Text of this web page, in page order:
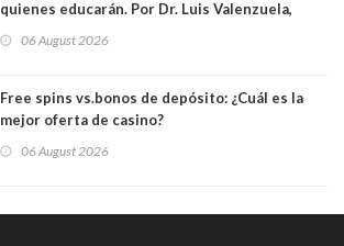
quienes educarán. Por Dr. Luis Valenzuela,
Académicos U. Católica Silva Henríquez
06 August 2026
Free spins vs.bonos de depósito: ¿Cuál es la
mejor oferta de casino?
06 August 2026